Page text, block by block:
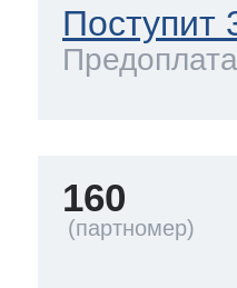
Поступит
160